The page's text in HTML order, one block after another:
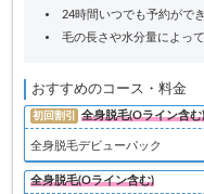
24時間いつでも予約がで
毛の長さや水分量によっ
おすすめのコース・料金
初回割引 全身脱毛(Oライン含む)
全身脱毛デビューパック
全身脱毛(Oライン含む)